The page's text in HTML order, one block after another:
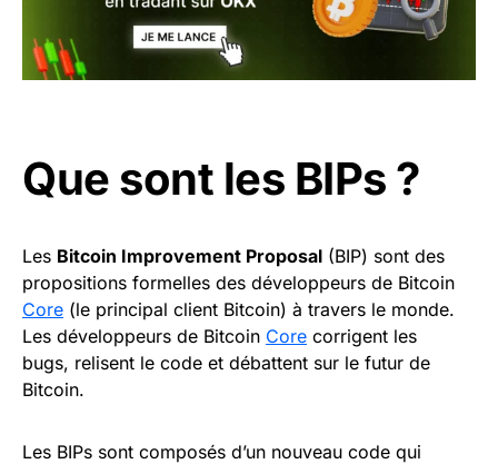
Que sont les BIPs ?
Les Bitcoin Improvement Proposal (BIP) sont des
propositions formelles des développeurs de Bitcoin
Core (le principal client Bitcoin) à travers le monde.
Les développeurs de Bitcoin Core corrigent les
bugs, relisent le code et débattent sur le futur de
Bitcoin.
Les BIPs sont composés d’un nouveau code qui